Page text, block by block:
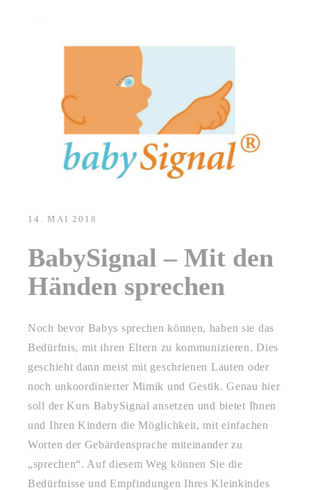
14. MAI 2018
BabySignal – Mit den
Händen sprechen
Noch bevor Babys sprechen können, haben sie das
Bedürfnis, mit ihren Eltern zu kommunizieren. Dies
geschieht dann meist mit geschrienen Lauten oder
noch unkoordinierter Mimik und Gestik. Genau hier
soll der Kurs BabySignal ansetzen und bietet Ihnen
und Ihren Kindern die Möglichkeit, mit einfachen
Worten der Gebärdensprache miteinander zu
„sprechen“. Auf diesem Weg können Sie die
Bedürfnisse und Empfindungen Ihres Kleinkindes